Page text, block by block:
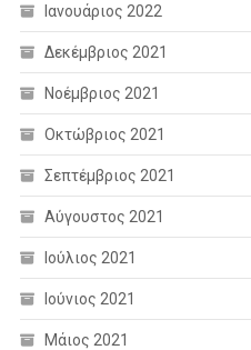
Ιανουάριος 2022
Δεκέμβριος 2021
Νοέμβριος 2021
Οκτώβριος 2021
Σεπτέμβριος 2021
Αύγουστος 2021
Ιούλιος 2021
Ιούνιος 2021
Μάιος 2021